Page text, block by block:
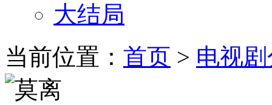
大结局
当前位置： 首页 > 电视